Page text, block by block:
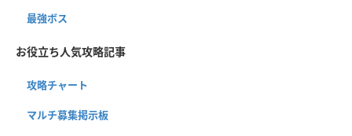
最強ボス
お役立ち人気攻略記事
攻略チャート
マルチ募集掲示板